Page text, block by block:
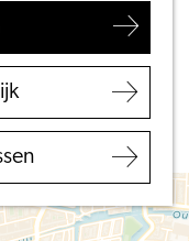
VVV Leiden
Bereikbaarheid
Regio Leiden